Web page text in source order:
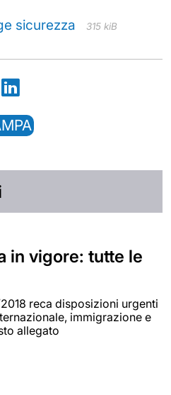
sicurezza 315 kiB
in vigore: tutte le
reca disposizioni urgenti
immigrazione e
allegato